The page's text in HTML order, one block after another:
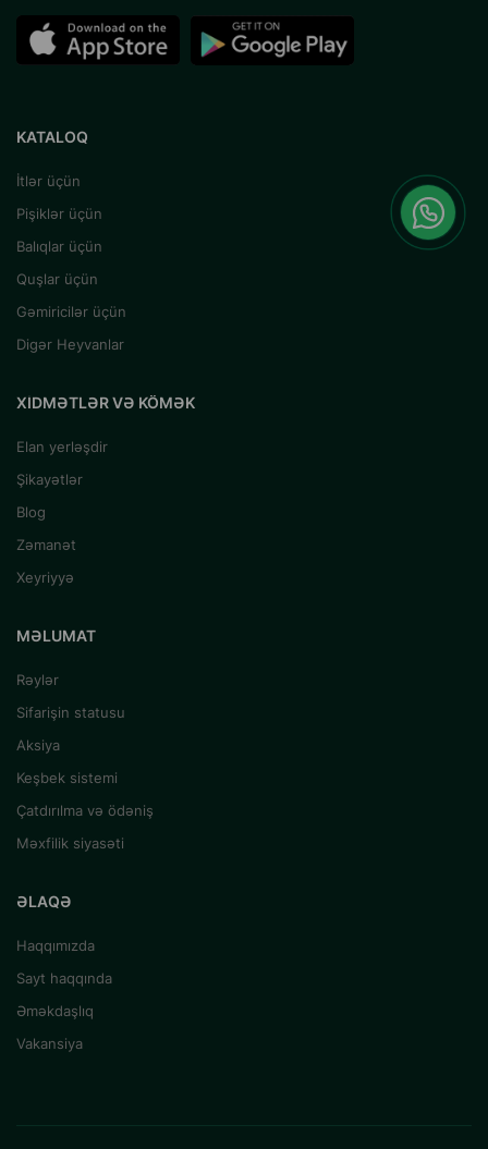
KATALOQ
İtlər üçün
Pişiklər üçün
Balıqlar üçün
Quşlar üçün
Gəmiricilər üçün
Digər Heyvanlar
XIDMƏTLƏR VƏ KÖMƏK
Elan yerləşdir
Şikayətlər
Blog
Zəmanət
Xeyriyyə
MƏLUMAT
Rəylər
Sifarişin statusu
Aksiya
Keşbek sistemi
Çatdırılma və ödəniş
Məxfilik siyasəti
ƏLAQƏ
Haqqımızda
Sayt haqqında
Əməkdaşlıq
Vakansiya